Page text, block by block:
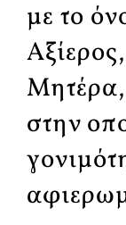
με το
στην